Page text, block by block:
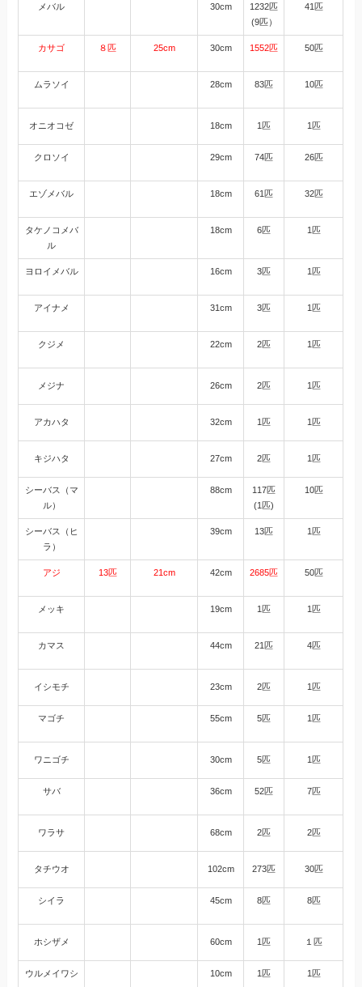
メバル 30cm
1232匹
(9匹）
41匹
カサゴ ８匹 25cm 30cm 1552匹 50匹
ムラソイ 28cm 83匹 10匹
オニオコゼ 18cm 1匹 1匹
クロソイ 29cm 74匹 26匹
エゾメバル 18cm 61匹 32匹
タケノコメバ
ル
18cm 6匹 1匹
ヨロイメバル 16cm 3匹 1匹
アイナメ 31cm 3匹 1匹
クジメ 22cm 2匹 1匹
メジナ 26cm 2匹 1匹
アカハタ 32cm 1匹 1匹
キジハタ 27cm 2匹 1匹
シーバス（マ
ル）
88cm
117匹
(1匹)
10匹
シーバス（ヒ
ラ）
39cm 13匹 1匹
アジ 13匹 21cm 42cm 2685匹 50匹
メッキ 19cm 1匹 1匹
カマス 44cm 21匹 4匹
イシモチ 23cm 2匹 1匹
マゴチ 55cm 5匹 1匹
ワニゴチ 30cm 5匹 1匹
サバ 36cm 52匹 7匹
ワラサ 68cm 2匹 2匹
タチウオ 102cm 273匹 30匹
シイラ 45cm 8匹 8匹
ホシザメ 60cm 1匹 １匹
ウルメイワシ 10cm 1匹 1匹